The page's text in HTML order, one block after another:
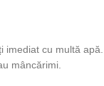
imediat cu multă apă.
mâncărimi.